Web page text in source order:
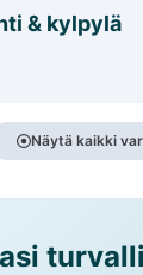
& kylpylä
Näytä kaikki